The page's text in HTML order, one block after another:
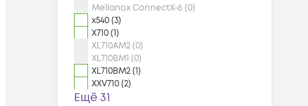
Mellanox ConnectX-6 (0)
x540 (3)
X710 (1)
XL710AM2 (0)
XL710BM1 (0)
XL710BM2 (1)
XXV710 (2)
Ещё 31